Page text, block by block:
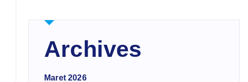
Archives
Maret 2026